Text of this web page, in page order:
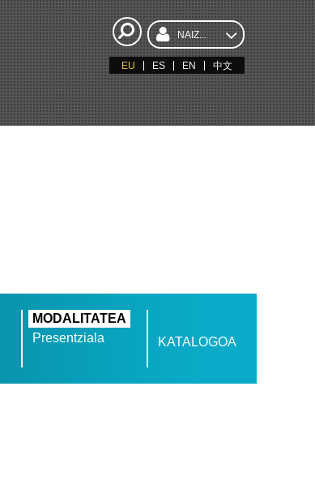
NAIZ...
EU ES EN 中文
MODALITATEA
Presentziala
KATALOGOA